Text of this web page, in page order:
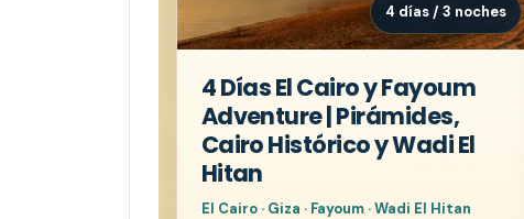
4 días / 3 noches
4 Días El Cairo y Fayoum
Adventure | Pirámides,
Cairo Histórico y Wadi El
Hitan
El Cairo · Giza · Fayoum · Wadi El Hitan